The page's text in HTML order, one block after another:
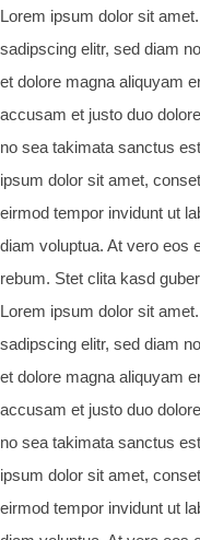
Lorem ipsum dolor sit
sadipscing elitr, sed diam
et dolore magna aliquyam
accusam et justo duo
no sea takimata sanctus
ipsum dolor sit amet,
eirmod tempor invidunt ut
diam voluptua. At vero eos
rebum. Stet clita kasd
Lorem ipsum dolor sit
sadipscing elitr, sed diam
et dolore magna aliquyam
accusam et justo duo
no sea takimata sanctus
ipsum dolor sit amet,
eirmod tempor invidunt ut